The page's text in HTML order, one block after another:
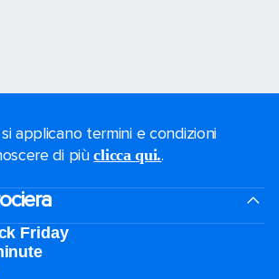
applicano termini e condizioni
di piùclicca qui..
Friday